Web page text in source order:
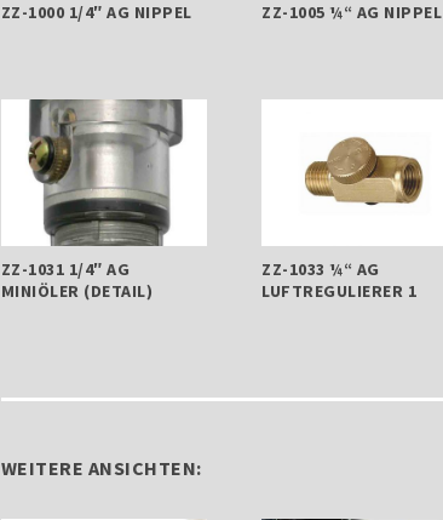
ZZ-1000 1/4″ AG NIPPEL ZZ-1005 ¼“ AG NIPPEL
ZZ-1031 1/4″ AG
MINIÖLER (DETAIL)
ZZ-1033 ¼“ AG
LUFTREGULIERER 1
WEITERE ANSICHTEN: